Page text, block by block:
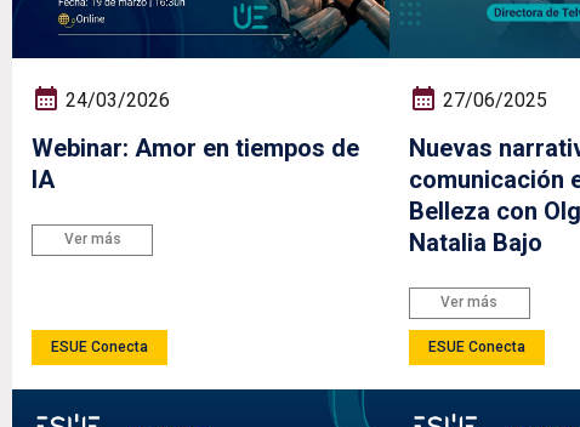
24/03/2026
Webinar: Amor en tiempos de
IA
Ver más
ESUE Conecta
27/06/2025
Nuevas
comunicación
Belleza con
Natalia Bajo
Ver más
ESUE Conecta